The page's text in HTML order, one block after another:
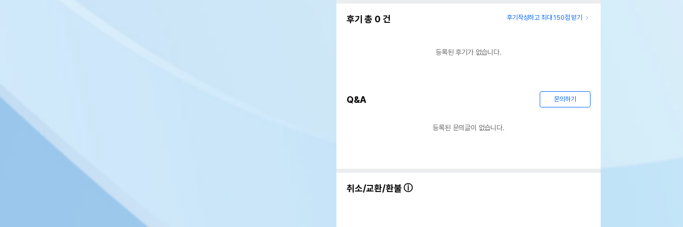
후기 총 0 건 후기작성하고 최대 150점 받기
등록된 후기가 없습니다.
Q&A 문의하기
등록된 문의글이 없습니다.
취소/교환/환불